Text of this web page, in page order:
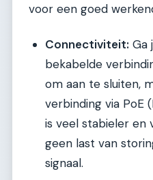
voor een goed
Connectiviteit: Ga
bekabelde
om aan te sluiten,
verbinding via PoE
is veel stabieler en
geen last van
signaal.